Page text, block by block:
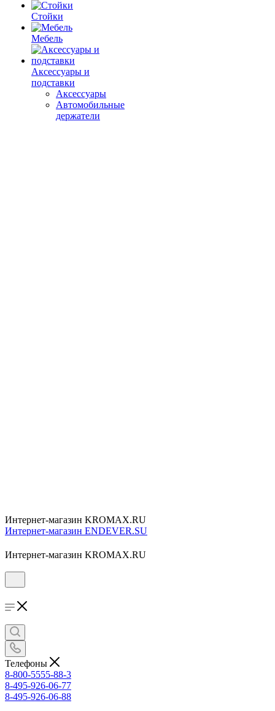
Стойки
Мебель
Аксессуары и
подставки
Аксессуары
Автомобильные
держатели
Интернет-магазин KROMAX.RU
Интернет-магазин ENDEVER.SU
Интернет-магазин KROMAX.RU
Телефоны
8-800-5555-88-3
8-495-926-06-77
8-495-926-06-88